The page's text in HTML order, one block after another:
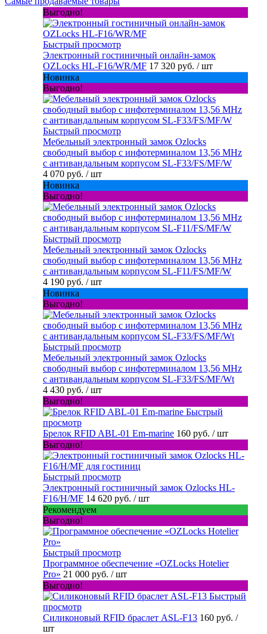
Выгодно!
Быстрый просмотр
Электронный гостиничный онлайн-замок
OZLocks HL-F16/WR/MF 17 320 руб. / шт
Новинка
Выгодно!
Быстрый просмотр
Мебельный электронный замок Ozlocks
свободный выбор с инфотерминалом 13,56 MHz
с антивандальным корпусом SL-F33/FS/MF/W
4 070 руб. / шт
Новинка
Выгодно!
Быстрый просмотр
Мебельный электронный замок Ozlocks
свободный выбор с инфотерминалом 13,56 MHz
с антивандальным корпусом SL-F11/FS/MF/W
4 190 руб. / шт
Новинка
Выгодно!
Быстрый просмотр
Мебельный электронный замок Ozlocks
свободный выбор с инфотерминалом 13,56 MHz
с антивандальным корпусом SL-F33/FS/MF/Wt
4 430 руб. / шт
Выгодно!
Быстрый
просмотр
Брелок RFID ABL-01 Em-marine 160 руб. / шт
Выгодно!
Быстрый просмотр
Электронный гостиничный замок Ozlocks HL-
F16/H/MF 14 620 руб. / шт
Рекомендуем
Выгодно!
Быстрый просмотр
Программное обеспечение «OZLocks Hotelier
Pro» 21 000 руб. / шт
Выгодно!
Быстрый
просмотр
Силиконовый RFID браслет ASL-F13 160 руб. /
шт